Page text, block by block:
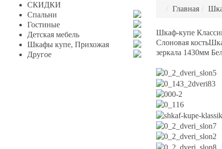
Главная
Шкаф-купе
Слоновая кость
зеркала 1430мм
СКИДКИ
Спальни
Гостиные
Детская мебель
Шкафы купе, Прихожая
Другое